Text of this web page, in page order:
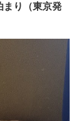
まり（東京発